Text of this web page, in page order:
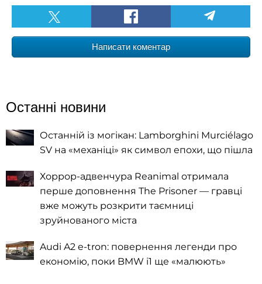
Написати коментар
Останні новини
Останній із могікан: Lamborghini Murciélago
SV на «механіці» як символ епохи, що пішла
Хоррор-адвенчура Reanimal отримала
перше доповнення The Prisoner — гравці
вже можуть розкрити таємниці
зруйнованого міста
Audi A2 e-tron: повернення легенди про
економію, поки BMW i1 ще «малюють»